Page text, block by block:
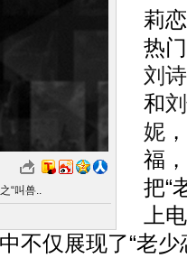
“叫兽..
莉
热
刘
和
妮
福
把“
上
不仅展现了“老少